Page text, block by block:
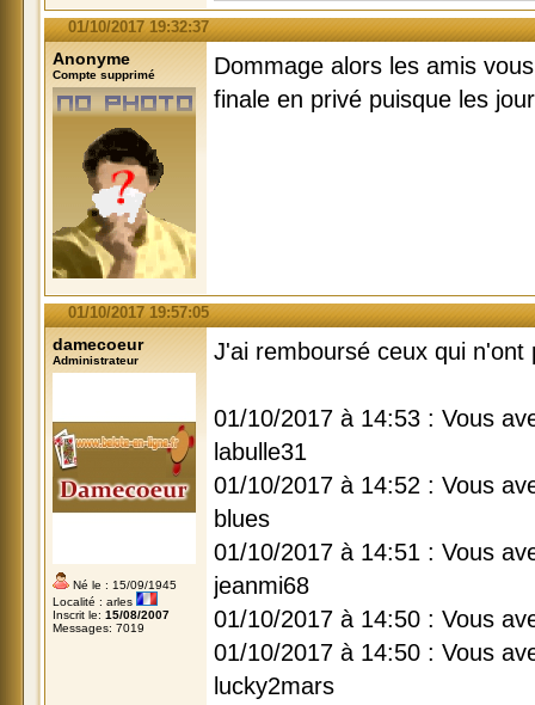
01/10/2017 19:32:37
Anonyme
Compte supprimé
Dommage alors les amis
finale en privé puisque les
01/10/2017 19:57:05
damecoeur
Administrateur
Né le : 15/09/1945
Localité : arles
Inscrit le: 15/08/2007
Messages: 7019
J'ai remboursé ceux qui
01/10/2017 à 14:53 : Vous
labulle31
01/10/2017 à 14:52 : Vous
blues
01/10/2017 à 14:51 : Vous
jeanmi68
01/10/2017 à 14:50 : Vous
01/10/2017 à 14:50 : Vous
lucky2mars